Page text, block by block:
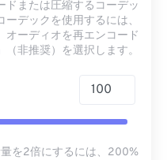
ドまたは圧縮するコーデッ
デックを使用するには、
オーディオを再エンコード
非推奨）を選択します。
を2倍にするには、200%